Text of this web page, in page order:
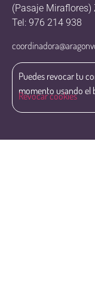
(Pasaje Miraflores)
Tel: 976 214 938
Puedes revocar tu
momento usando el
Revocar cookies